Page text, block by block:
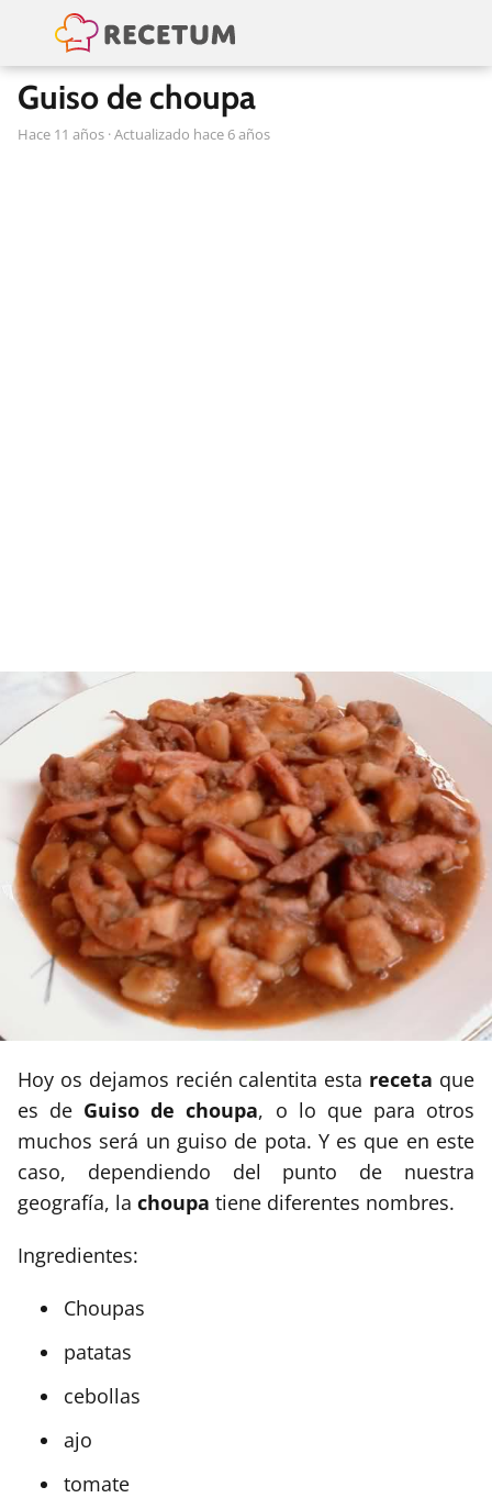
Guiso de choupa
hace 11 años · Actualizado hace 6 años
Hoy os dejamos recién calentita esta receta que
es de Guiso de choupa, o lo que para otros
muchos será un guiso de pota. Y es que en este
caso, dependiendo del punto de nuestra
geografía, la choupa tiene diferentes nombres.
Ingredientes:
Choupas
patatas
cebollas
ajo
tomate